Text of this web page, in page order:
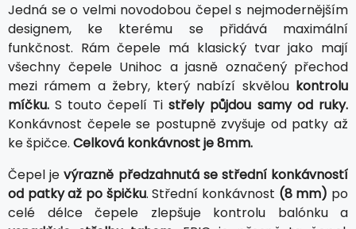
Jedná se o velmi novodobou čepel s nejmodernějším
designem, ke kterému se přidává maximální
funkčnost. Rám čepele má klasický tvar jako mají
všechny čepele Unihoc a jasně označený přechod
mezi rámem a žebry, který nabízí skvělou kontrolu
míčku. S touto čepelí Ti střely půjdou samy od ruky.
Konkávnost čepele se postupně zvyšuje od patky až
ke špičce. Celková konkávnost je 8mm.
Čepel jevýrazně předzahnutá se střední konkávností
od patky až po špičku. Střední konkávnost (8 mm) po
celé délce čepele zlepšuje kontrolu balónku a